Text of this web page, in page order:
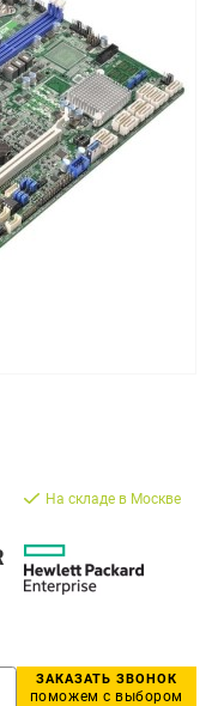
На складе в Москве
ЗАКАЗАТЬ ЗВОНОК
поможем с выбором